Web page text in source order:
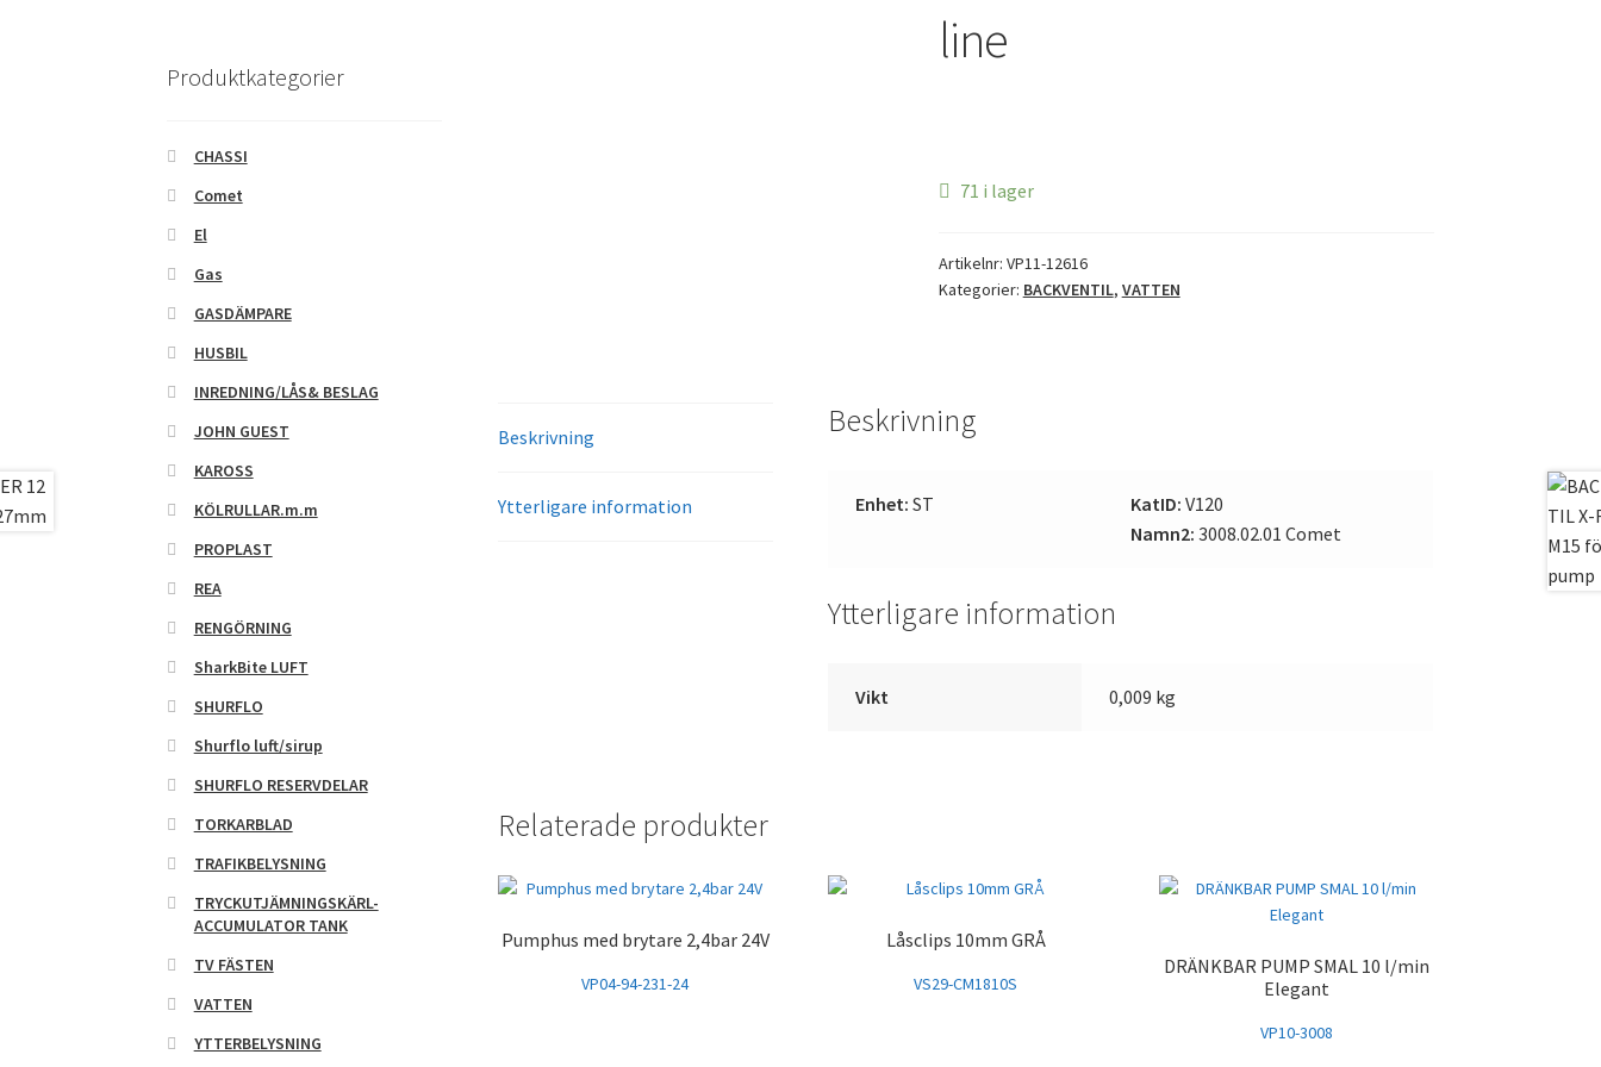
line
71 i lager
Artikelnr: VP11-12616
Kategorier: BACKVENTIL, VATTEN
Beskrivning
Ytterligare information
Beskrivning
Enhet: ST KatID: V120
Namn2: 3008.02.01 Comet
Ytterligare information
Vikt 0,009 kg
Relaterade produkter
Pumphus med brytare 2,4bar 24V
VP04-94-231-24
Låsclips 10mm GRÅ
VS29-CM1810S
DRÄNKBAR PUMP SMAL 10 l/min
Elegant
VP10-3008
Produktkategorier
CHASSI
Comet
El
Gas
GASDÄMPARE
HUSBIL
INREDNING/LÅS& BESLAG
JOHN GUEST
KAROSS
KÖLRULLAR.m.m
PROPLAST
REA
RENGÖRNING
SharkBite LUFT
SHURFLO
Shurflo luft/sirup
SHURFLO RESERVDELAR
TORKARBLAD
TRAFIKBELYSNING
TRYCKUTJÄMNINGSKÄRL-
ACCUMULATOR TANK
TV FÄSTEN
VATTEN
YTTERBELYSNING